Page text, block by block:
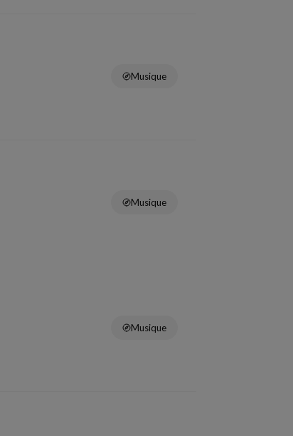
Musique
Musique
Musique